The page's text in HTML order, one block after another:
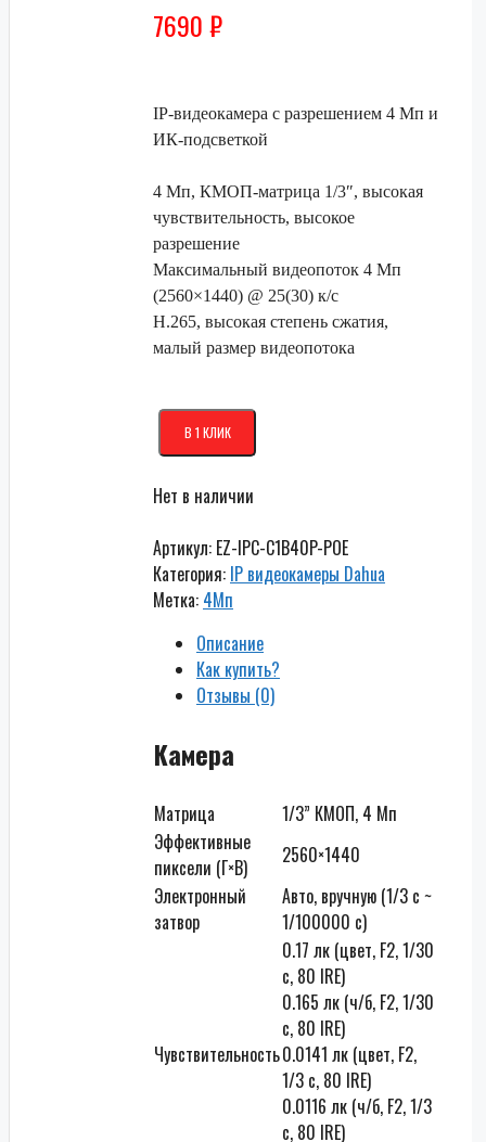
7690₽
IP-видеокамера с разрешением 4 Мп и
ИК-подсветкой
4 Мп, КМОП-матрица 1/3″, высокая
чувствительность, высокое
разрешение
Максимальный видеопоток 4 Мп
(2560×1440) @ 25(30) к/с
H.265, высокая степень сжатия,
малый размер видеопотока
В 1 КЛИК
Нет в наличии
Артикул: EZ-IPC-C1B40P-POE
Категория: IP видеокамеры Dahua
Метка: 4Мп
Описание
Как купить?
Отзывы (0)
Камера
Матрица
1/3” КМОП, 4 Мп
Эффективные
пиксели (Г×В)
2560×1440
Электронный
затвор
Авто, вручную (1/3 с ~
1/100000 с)
Чувствительность
0.17 лк (цвет, F2, 1/30
с, 80 IRE)
0.165 лк (ч/б, F2, 1/30
с, 80 IRE)
0.0141 лк (цвет, F2,
1/3 с, 80 IRE)
0.0116 лк (ч/б, F2, 1/3
с, 80 IRE)